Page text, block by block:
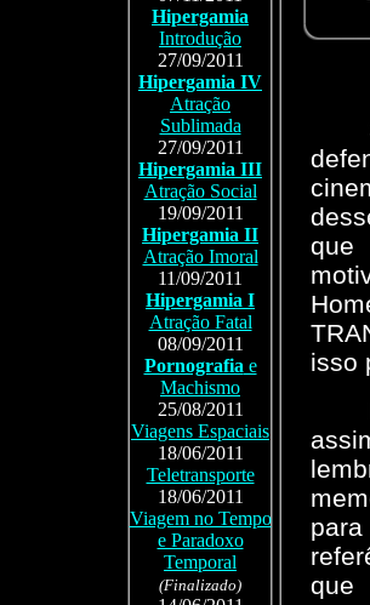
Hipergamia
Introdução
27/09/2011
Hipergamia IV
Atração
Sublimada
27/09/2011
Hipergamia III
Atração Social
19/09/2011
Hipergamia II
Atração Imoral
11/09/2011
Hipergamia I
Atração Fatal
08/09/2011
Pornografia e
Machismo
25/08/2011
Viagens Espaciais
18/06/2011
Teletransporte
18/06/2011
Viagem no Tempo
e Paradoxo
Temporal
(Finalizado)
que
isso